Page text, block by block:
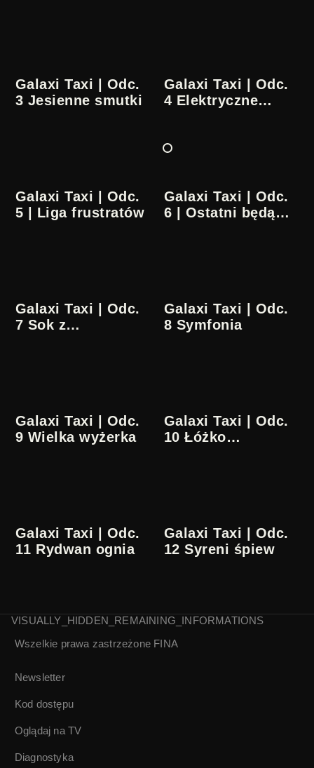
Galaxi Taxi | Odc.
3 Jesienne smutki
Galaxi Taxi | Odc.
4 Elektryczne
Galaxi Taxi | Odc.
5 | Liga frustratów
Galaxi Taxi | Odc.
6 | Ostatni będą
Galaxi Taxi | Odc.
7 Sok z
Galaxi Taxi | Odc.
8 Symfonia
Galaxi Taxi | Odc.
9 Wielka wyżerka
Galaxi Taxi | Odc.
10 Łóżko
Galaxi Taxi | Odc.
11 Rydwan ognia
Galaxi Taxi | Odc.
12 Syreni śpiew
Galaxi Taxi | Odc.
nieszczęścia
VISUALLY_HIDDEN_REMAINING_INFORMATIONS
Wszelkie prawa zastrzeżone FINA
Newsletter
Kod dostępu
Oglądaj na TV
Diagnostyka